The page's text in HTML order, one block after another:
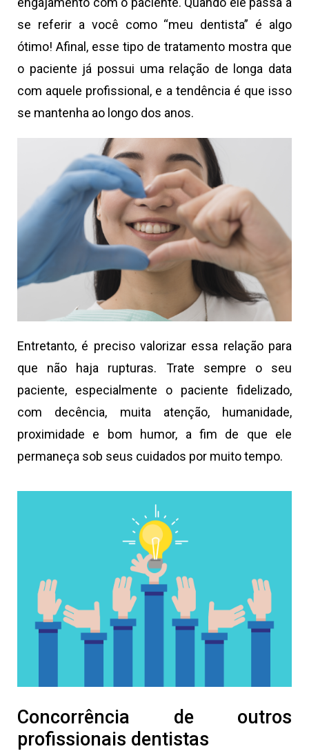
se referir a você como “meu dentista” é algo
ótimo! Afinal, esse tipo de tratamento mostra que
o paciente já possui uma relação de longa data
com aquele profissional, e a tendência é que isso
se mantenha ao longo dos anos.
Entretanto, é preciso valorizar essa relação para
que não haja rupturas. Trate sempre o seu
paciente, especialmente o paciente fidelizado,
com decência, muita atenção, humanidade,
proximidade e bom humor, a fim de que ele
permaneça sob seus cuidados por muito tempo.
Concorrência de outros
profissionais dentistas